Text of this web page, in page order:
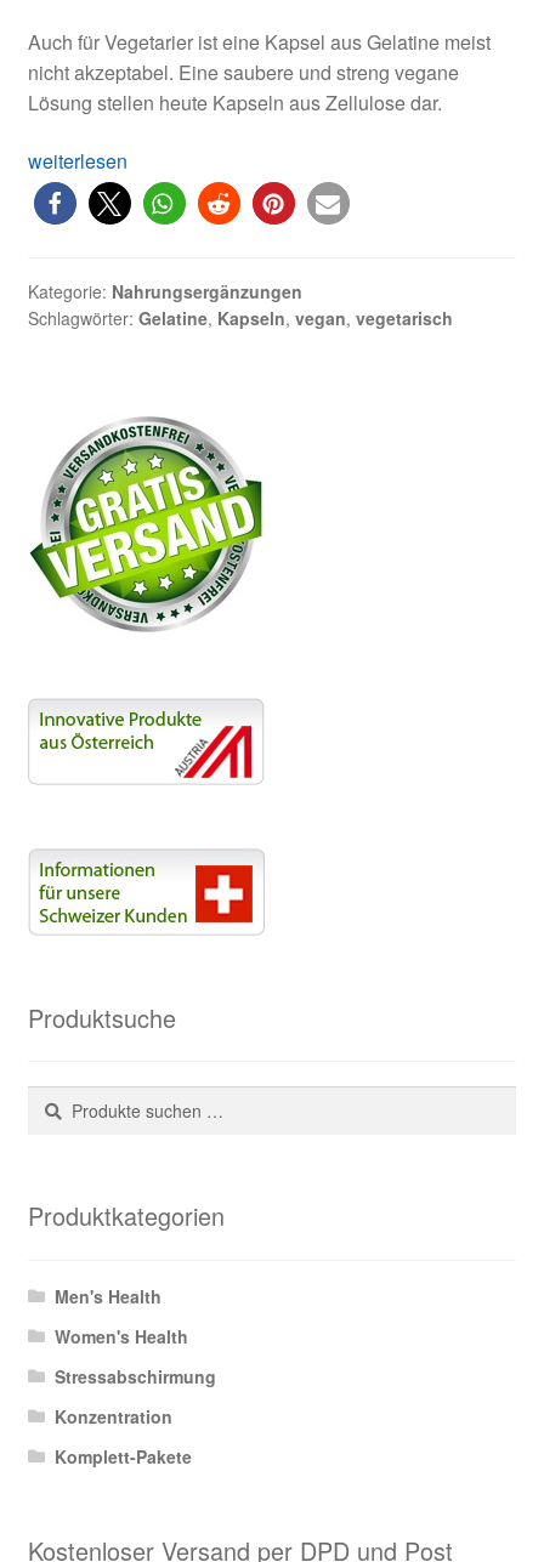
Auch für Vegetarier ist eine Kapsel aus Gelatine meist
nicht akzeptabel. Eine saubere und streng vegane
Lösung stellen heute Kapseln aus Zellulose dar.
Vegane
Kapseln:
Nahrungsergänzungen
Zellulose-
Kapseln
weiterlesen
Kategorie: Nahrungsergänzungen
Schlagwörter: Gelatine, Kapseln, vegan, vegetarisch
Produktsuche
Suchen
nach:
Suchen
Produktkategorien
Men's Health
Women's Health
Stressabschirmung
Konzentration
Komplett-Pakete
Kostenloser Versand per DPD und Post